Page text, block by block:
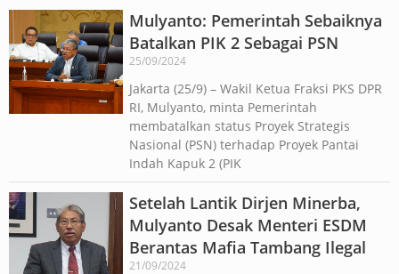
Mulyanto: Pemerintah Sebaiknya
Batalkan PIK 2 Sebagai PSN
25/09/2024
Jakarta (25/9) – Wakil Ketua Fraksi PKS DPR
RI, Mulyanto, minta Pemerintah
membatalkan status Proyek Strategis
Nasional (PSN) terhadap Proyek Pantai
Indah Kapuk 2 (PIK
Setelah Lantik Dirjen Minerba,
Mulyanto Desak Menteri ESDM
Berantas Mafia Tambang Ilegal
21/09/2024